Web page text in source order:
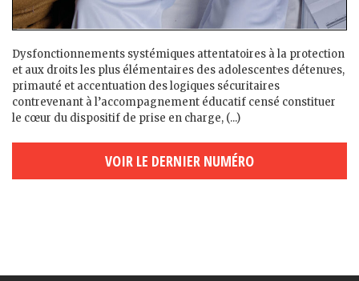
Dysfonctionnements systémiques attentatoires à la protection
et aux droits les plus élémentaires des adolescent·es détenu·es,
primauté et accentuation des logiques sécuritaires
contrevenant à l’accompagnement éducatif censé constituer
le cœur du dispositif de prise en charge, (...)
VOIR LE DERNIER NUMÉRO